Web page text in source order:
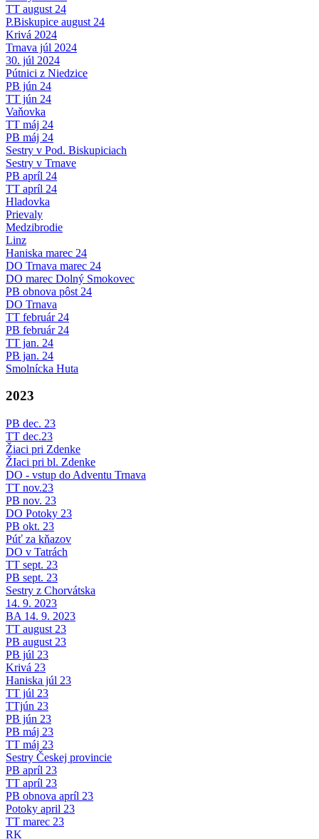
TT august 24
P.Biskupice august 24
Krivá 2024
Trnava júl 2024
30. júl 2024
Pútnici z Niedzice
PB jún 24
TT jún 24
Vaňovka
TT máj 24
PB máj 24
Sestry v Pod. Biskupiciach
Sestry v Trnave
PB apríl 24
TT apríl 24
Hladovka
Prievaly
Medzibrodie
Linz
Haniska marec 24
DO Trnava marec 24
DO marec Dolný Smokovec
PB obnova pôst 24
DO Trnava
TT február 24
PB február 24
TT jan. 24
PB jan. 24
Smolnícka Huta
2023
PB dec. 23
TT dec.23
Žiaci pri Zdenke
ŽIaci pri bl. Zdenke
DO - vstup do Adventu Trnava
TT nov.23
PB nov. 23
DO Potoky 23
PB okt. 23
Púť za kňazov
DO v Tatrách
TT sept. 23
PB sept. 23
Sestry z Chorvátska
14. 9. 2023
BA 14. 9. 2023
TT august 23
PB august 23
PB júl 23
Krivá 23
Haniska júl 23
TT júl 23
TTjún 23
PB jún 23
PB máj 23
TT máj 23
Sestry Českej provincie
PB apríl 23
TT apríl 23
PB obnova apríl 23
Potoky april 23
TT marec 23
RK